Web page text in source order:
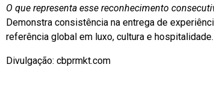
O que representa esse reconhecimento
Demonstra consistência na entrega de
referência global em luxo, cultura e hospitalidade.
Divulgação: cbprmkt.com